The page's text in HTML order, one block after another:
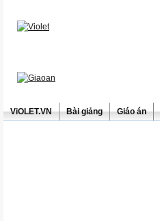
ViOLET.VN Bài giảng Giáo án